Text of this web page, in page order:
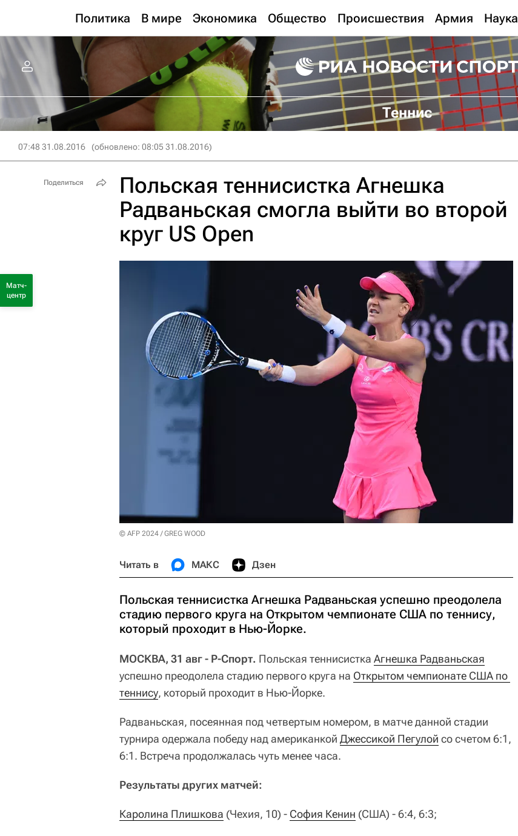
Политика В мире Экономика Общество Происшествия Армия Наука
Теннис
07:48 31.08.2016 (обновлено: 08:05 31.08.2016)
Польская теннисистка Агнешка
Радваньская смогла выйти во второй
круг US Open
© AFP 2024 / GREG WOOD
Читать в МАКС Дзен
Польская теннисистка Агнешка Радваньская успешно преодолела
стадию первого круга на Открытом чемпионате США по теннису,
который проходит в Нью-Йорке.
МОСКВА, 31 авг - Р-Спорт. Польская теннисистка Агнешка Радваньская
успешно преодолела стадию первого круга на Открытом чемпионате США по
теннису, который проходит в Нью-Йорке.
Радваньская, посеянная под четвертым номером, в матче данной стадии
турнира одержала победу над американкой Джессикой Пегулой со счетом 6:1,
6:1. Встреча продолжалась чуть менее часа.
Результаты других матчей:
Каролина Плишкова (Чехия, 10) - София Кенин (США) - 6:4, 6:3;
Поделиться
Матч-
центр